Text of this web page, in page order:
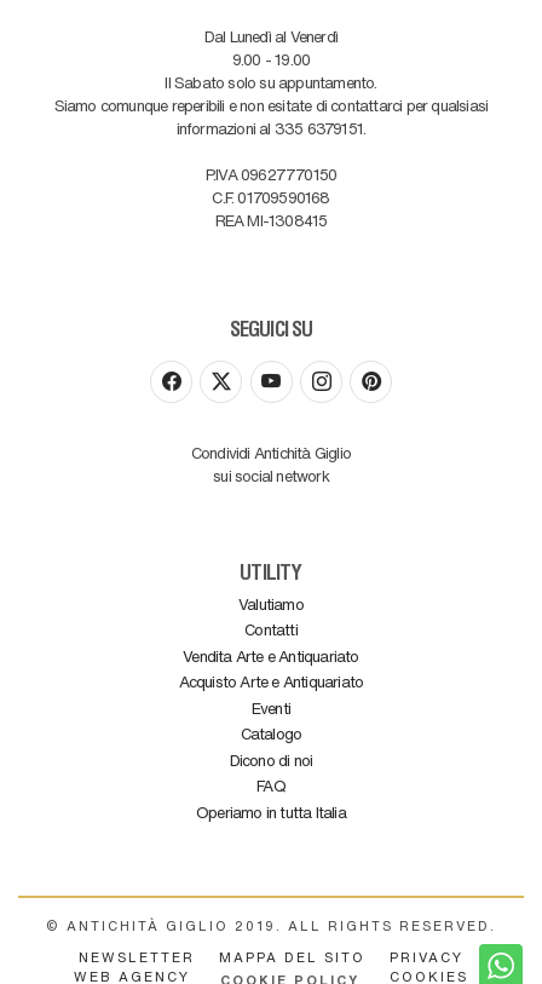
Dal Lunedì al Venerdì
9.00 - 19.00
Il Sabato solo su appuntamento.
Siamo comunque reperibili e non esitate di contattarci per qualsiasi
informazioni al 335 6379151.
P.IVA 09627770150
C.F. 01709590168
REA MI-1308415
SEGUICI SU
Condividi Antichità Giglio
sui social network
UTILITY
Valutiamo
Contatti
Vendita Arte e Antiquariato
Acquisto Arte e Antiquariato
Eventi
Catalogo
Dicono di noi
FAQ
Operiamo in tutta Italia
© ANTICHITÀ GIGLIO 2019. ALL RIGHTS RESERVED.
NEWSLETTER
MAPPA DEL SITO
PRIVACY
WEB AGENCY
COOKIE POLICY COOKIES